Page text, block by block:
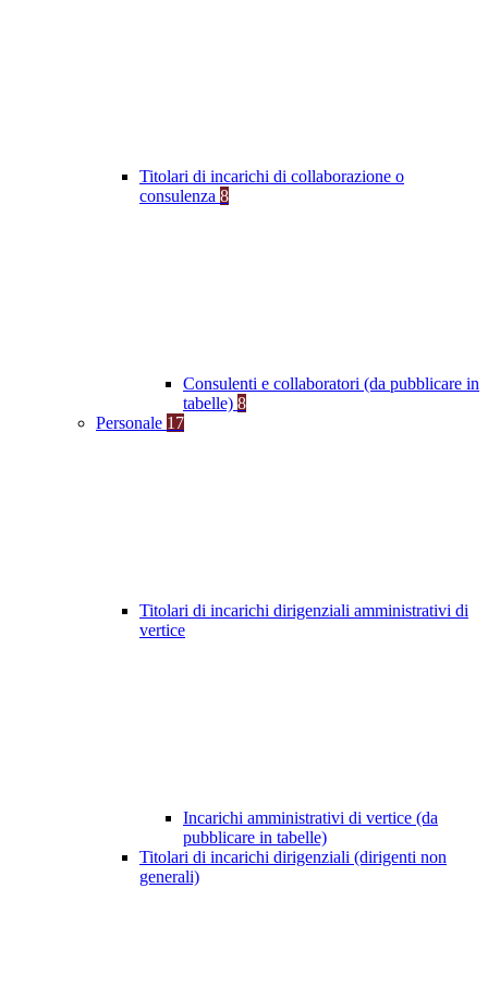
Titolari di incarichi di collaborazione o
consulenza 8
Consulenti e collaboratori (da pubblicare in
tabelle) 8
Personale 17
Titolari di incarichi dirigenziali amministrativi di
vertice
Incarichi amministrativi di vertice (da
pubblicare in tabelle)
Titolari di incarichi dirigenziali (dirigenti non
generali)